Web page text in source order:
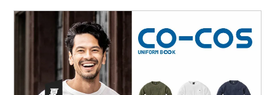
事務服・オフィスウェア
アシックス安全靴ランキング
ミズノ安全靴ランキング
アイズフロンティア TSDESIGN
大工・鳶作業服